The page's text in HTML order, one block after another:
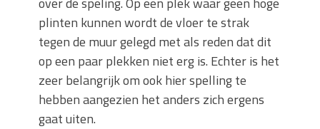
plinten kunnen wordt de vloer te strak
tegen de muur gelegd met als reden dat dit
op een paar plekken niet erg is. Echter is het
zeer belangrijk om ook hier spelling te
hebben aangezien het anders zich ergens
gaat uiten.